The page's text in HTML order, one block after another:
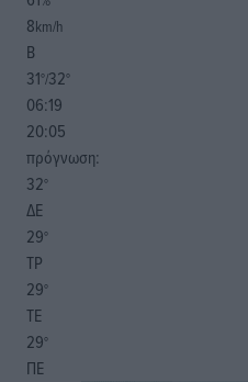
8km/h
Β
31°/32°
06:19
20:05
πρόγνωση:
32°
ΔΕ
29°
ΤΡ
29°
ΤΕ
29°
ΠΕ